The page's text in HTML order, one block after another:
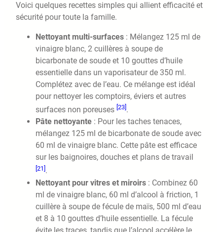
Voici quelques recettes simples qui allient efficacité et
sécurité pour toute la famille.
Nettoyant multi-surfaces : Mélangez 125 ml de
vinaigre blanc, 2 cuillères à soupe de
bicarbonate de soude et 10 gouttes d’huile
essentielle dans un vaporisateur de 350 ml.
Complétez avec de l’eau. Ce mélange est idéal
pour nettoyer les comptoirs, éviers et autres
surfaces non poreuses [23] .
Pâte nettoyante : Pour les taches tenaces,
mélangez 125 ml de bicarbonate de soude avec
60 ml de vinaigre blanc. Cette pâte est efficace
sur les baignoires, douches et plans de travail
[21].
Nettoyant pour vitres et miroirs : Combinez 60
ml de vinaigre blanc, 60 ml d’alcool à friction, 1
cuillère à soupe de fécule de maïs, 500 ml d’eau
et 8 à 10 gouttes d’huile essentielle. La fécule